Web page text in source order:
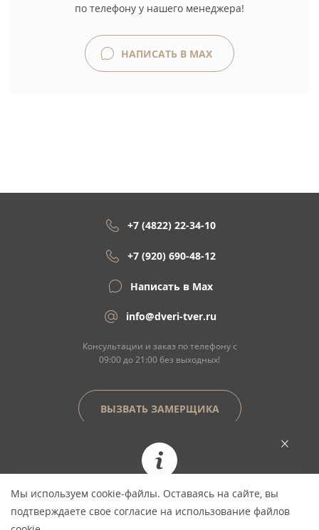
по телефону у нашего менеджера!
НАПИСАТЬ В MAX
При заказе сегодня цена фиксируется и не
изменится *
+7 (4822) 22-34-10
+7 (920) 690-48-12
Написать в Max
info@dveri-tver.ru
Консультации и заказ по телефону с
09:00 до 21:00 без выходных!
ВЫЗВАТЬ ЗАМЕРЩИКА
Сайт не является договором оферты
© Copyright 2026 ООО "Двери Тверь" Dveri-
Tver.ru - интернет-магазин межкомнатных
Мы используем cookie-файлы. Оставаясь на сайте, вы
подтверждаете свое согласие на использование файлов